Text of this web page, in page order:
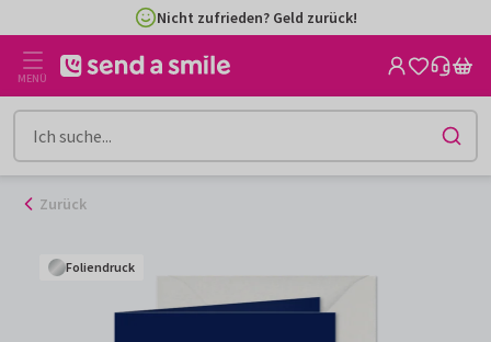
Inhalt
gehen
Nicht zufrieden? Geld zurück!
MENÜ
Zurück
Foliendruck
Foliendruck
Foliendruck
Foliendruck
Foliendruck